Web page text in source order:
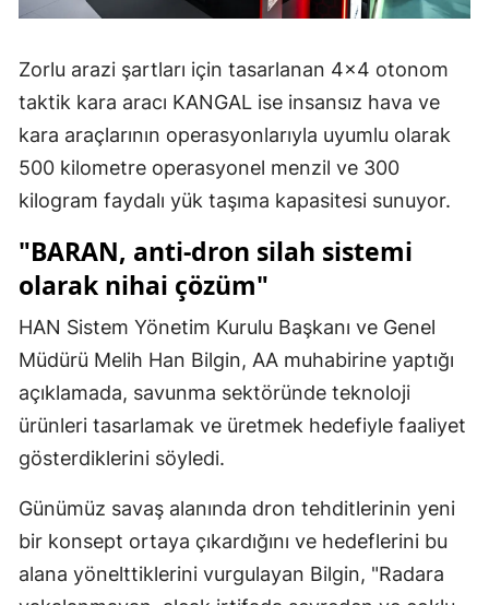
Zorlu arazi şartları için tasarlanan 4x4 otonom
taktik kara aracı KANGAL ise insansız hava ve
kara araçlarının operasyonlarıyla uyumlu olarak
500 kilometre operasyonel menzil ve 300
kilogram faydalı yük taşıma kapasitesi sunuyor.
"BARAN, anti-dron silah sistemi
olarak nihai çözüm"
HAN Sistem Yönetim Kurulu Başkanı ve Genel
Müdürü Melih Han Bilgin, AA muhabirine yaptığı
açıklamada, savunma sektöründe teknoloji
ürünleri tasarlamak ve üretmek hedefiyle faaliyet
gösterdiklerini söyledi.
Günümüz savaş alanında dron tehditlerinin yeni
bir konsept ortaya çıkardığını ve hedeflerini bu
alana yönelttiklerini vurgulayan Bilgin, "Radara